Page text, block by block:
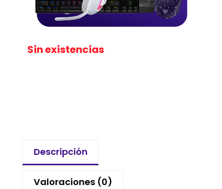
Sin existencias
Descripción
Valoraciones (0)